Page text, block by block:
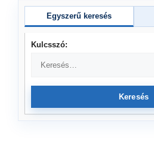
Egyszerű keresés
Kulcsszó:
Keresés